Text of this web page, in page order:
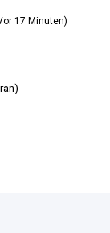
17 Minuten)